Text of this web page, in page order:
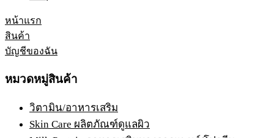
หน้าแรก
สินค้า
บัญชีของฉัน
หมวดหมู่สินค้า
วิตามิน/อาหารเสริม
Skin Care ผลิตภัณฑ์ดูแลผิว